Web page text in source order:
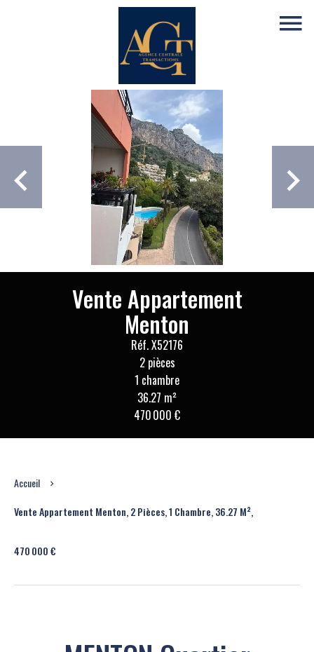
Vente Appartement
Menton
Réf. X52176
2 pièces
1 chambre
36.27 m²
470 000 €
Accueil
Vente Appartement Menton, 2 Pièces, 1 Chambre, 36.27 M²,
470 000 €